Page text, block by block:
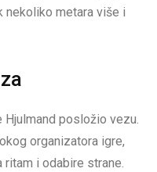
nekoliko metara više i
Hjulmand posložio vezu.
organizatora igre,
i odabire strane.